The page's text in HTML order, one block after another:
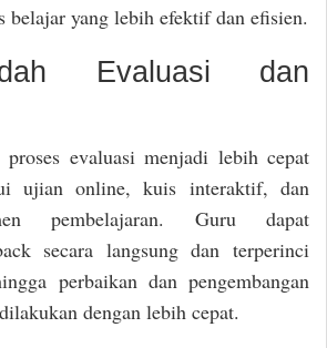
belajar yang lebih efektif dan efisien.
Evaluasi dan
evaluasi menjadi lebih cepat
ujian online, kuis interaktif, dan
pembelajaran. Guru dapat
secara langsung dan terperinci
perbaikan dan pengembangan
dengan lebih cepat.